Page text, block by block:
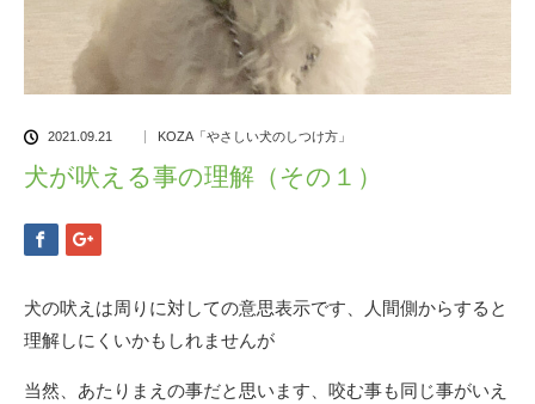
2021.09.21 KOZA「やさしい犬のしつけ方」
犬が吠える事の理解（その１）
犬の吠えは周りに対しての意思表示です、人間側からすると
理解しにくいかもしれませんが
当然、あたりまえの事だと思います、咬む事も同じ事がいえ